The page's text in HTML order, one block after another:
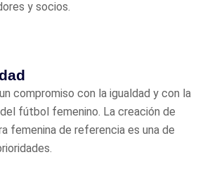
y socios.
compromiso con la igualdad y con la
fútbol femenino. La creación de
femenina de referencia es una de